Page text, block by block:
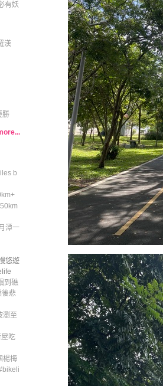
有妖
漢
勝
b
潭一
悠遊
到礁
悲
瀏至
吃
楊梅